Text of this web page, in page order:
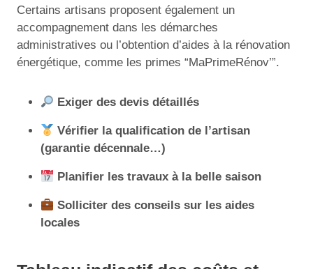
Certains artisans proposent également un
accompagnement dans les démarches
administratives ou l’obtention d’aides à la rénovation
énergétique, comme les primes “MaPrimeRénov’”.
Exiger des devis détaillés
Vérifier la qualification de l’artisan
(garantie décennale…)
Planifier les travaux à la belle saison
Solliciter des conseils sur les aides
locales